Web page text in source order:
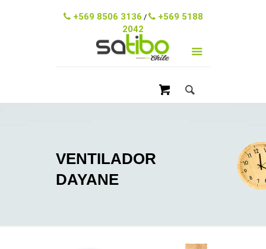
+569 8506 3136 /
+569 5188
2042
VENTILADOR
DAYANE